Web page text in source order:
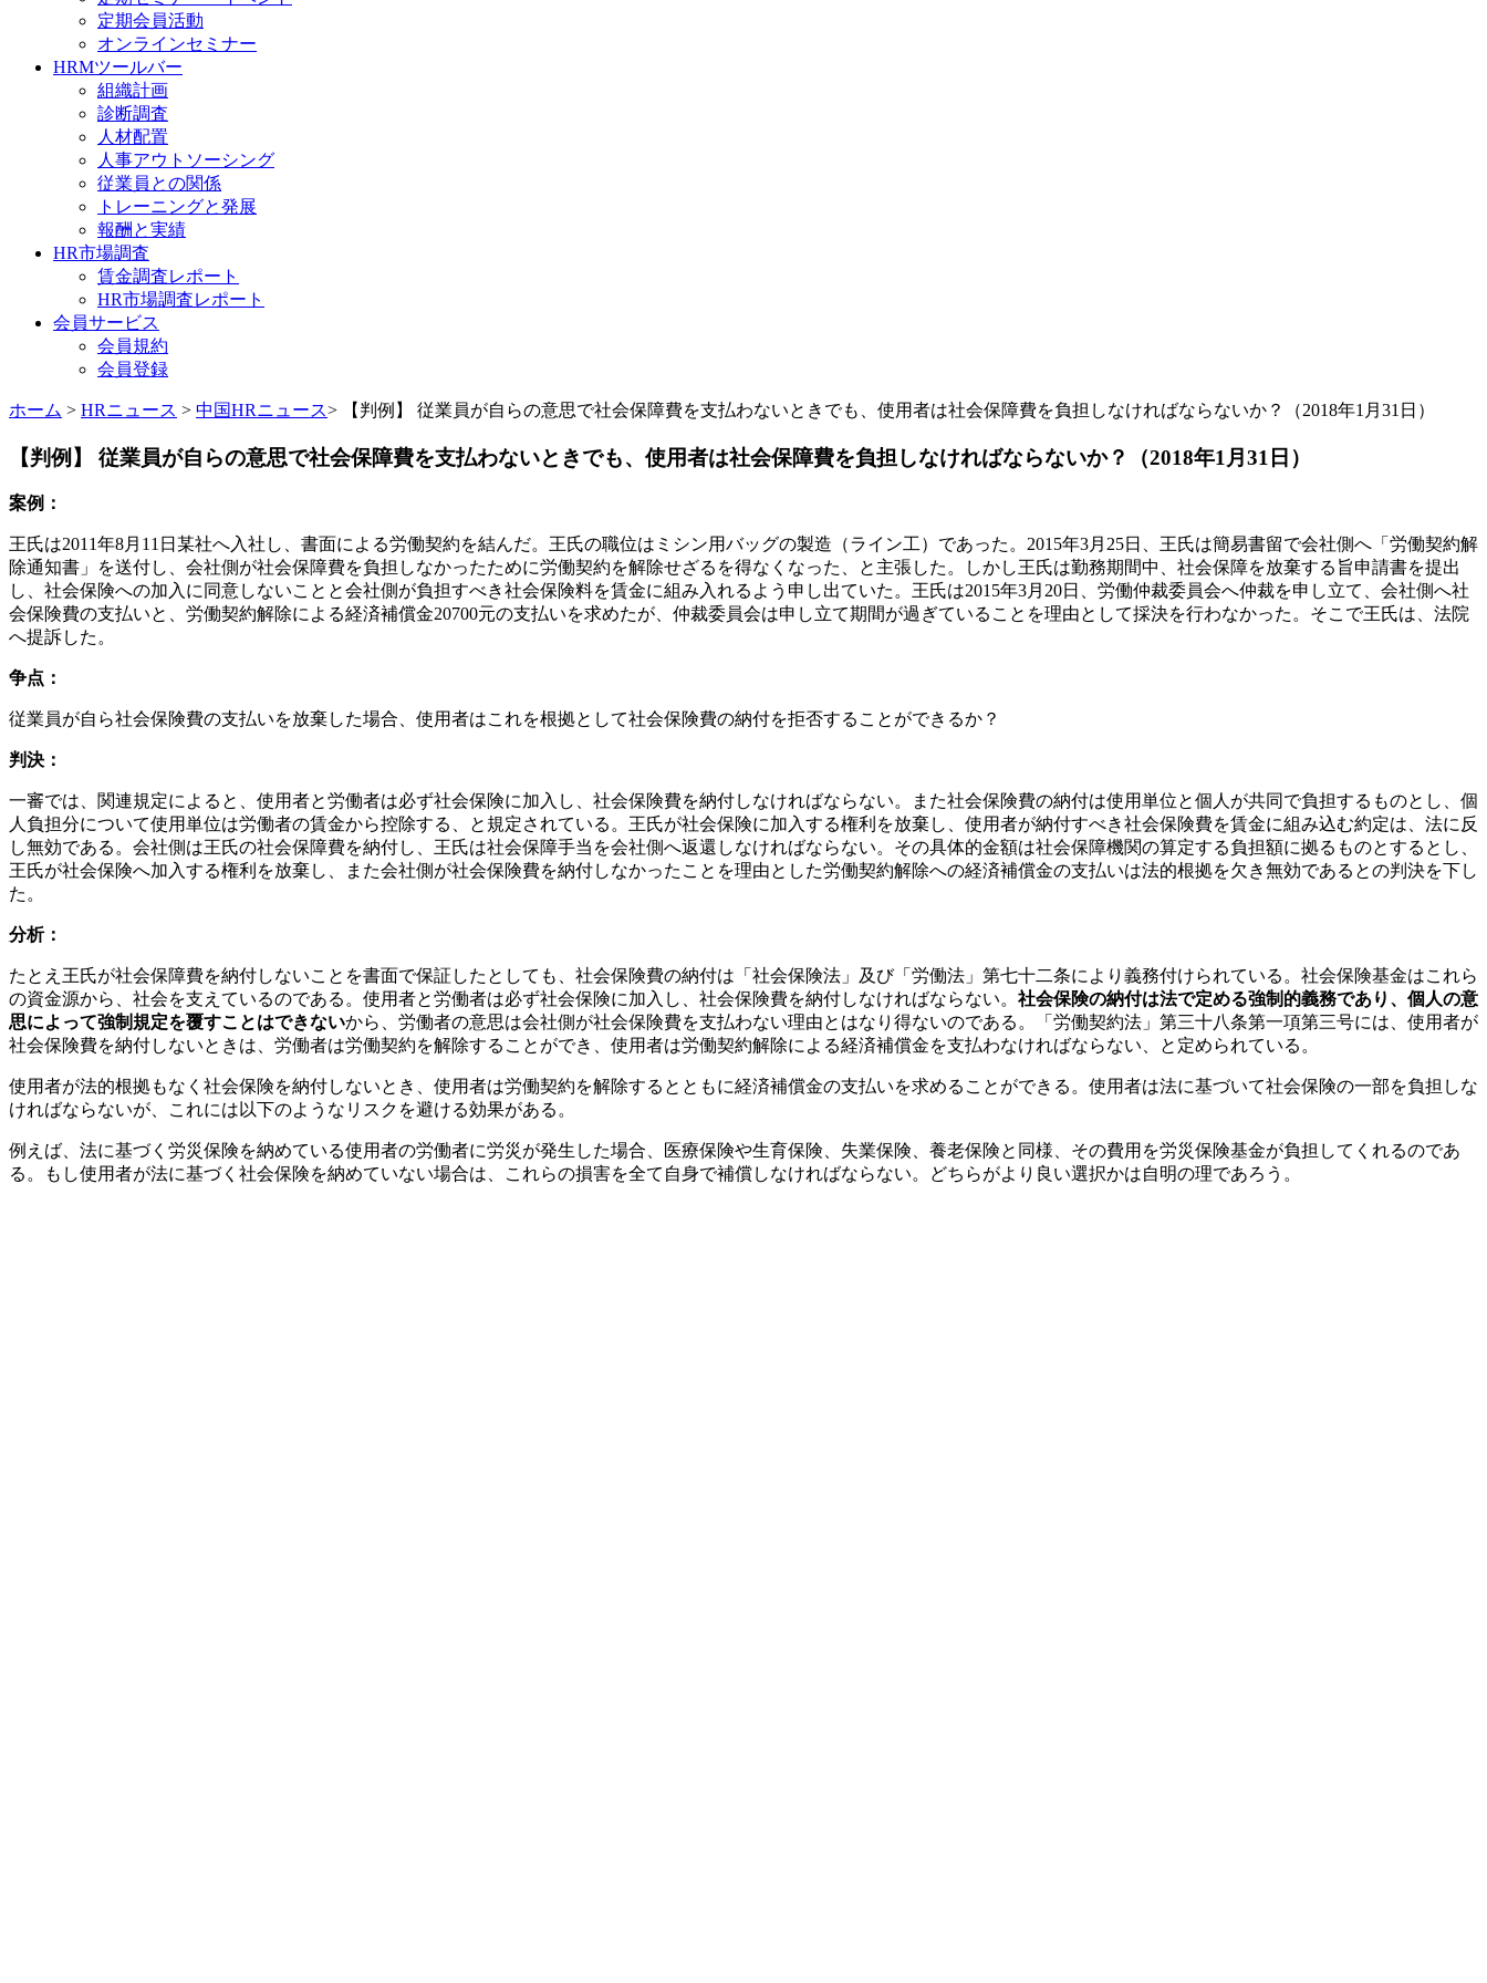
定期会員活動
オンラインセミナー
HRMツールバー
組織計画
診断調査
人材配置
人事アウトソーシング
従業員との関係
トレーニングと発展
報酬と実績
HR市場調査
賃金調査レポート
HR市場調査レポート
会員サービス
会員規約
会員登録
ホーム > HRニュース > 中国HRニュース> 【判例】 従業員が自らの意思で社会保障費を支払わないときでも、使用者は社会保障費を負担しなければならないか？（2018年1月31日）
【判例】 従業員が自らの意思で社会保障費を支払わないときでも、使用者は社会保障費を負担しなければならないか？（2018年1月31日）
案例：
王氏は2011年8月11日某社へ入社し、書面による労働契約を結んだ。王氏の職位はミシン用バッグの製造（ライン工）であった。2015年3月25日、王氏は簡易書留で会社側へ「労働契約解
除通知書」を送付し、会社側が社会保障費を負担しなかったために労働契約を解除せざるを得なくなった、と主張した。しかし王氏は勤務期間中、社会保障を放棄する旨申請書を提出
し、社会保険への加入に同意しないことと会社側が負担すべき社会保険料を賃金に組み入れるよう申し出ていた。王氏は2015年3月20日、労働仲裁委員会へ仲裁を申し立て、会社側へ社
会保険費の支払いと、労働契約解除による経済補償金20700元の支払いを求めたが、仲裁委員会は申し立て期間が過ぎていることを理由として採決を行わなかった。そこで王氏は、法院
へ提訴した。
争点：
従業員が自ら社会保険費の支払いを放棄した場合、使用者はこれを根拠として社会保険費の納付を拒否することができるか？
判決：
一審では、関連規定によると、使用者と労働者は必ず社会保険に加入し、社会保険費を納付しなければならない。また社会保険費の納付は使用単位と個人が共同で負担するものとし、個
人負担分について使用単位は労働者の賃金から控除する、と規定されている。王氏が社会保険に加入する権利を放棄し、使用者が納付すべき社会保険費を賃金に組み込む約定は、法に反
し無効である。会社側は王氏の社会保障費を納付し、王氏は社会保障手当を会社側へ返還しなければならない。その具体的金額は社会保障機関の算定する負担額に拠るものとするとし、
王氏が社会保険へ加入する権利を放棄し、また会社側が社会保険費を納付しなかったことを理由とした労働契約解除への経済補償金の支払いは法的根拠を欠き無効であるとの判決を下し
た。
分析：
たとえ王氏が社会保障費を納付しないことを書面で保証したとしても、社会保険費の納付は「社会保険法」及び「労働法」第七十二条により義務付けられている。社会保険基金はこれら
の資金源から、社会を支えているのである。使用者と労働者は必ず社会保険に加入し、社会保険費を納付しなければならない。 社会保険の納付は法で定める強制的義務であり、個人の意
思によって強制規定を覆すことはできないから、労働者の意思は会社側が社会保険費を支払わない理由とはなり得ないのである。「労働契約法」第三十八条第一項第三号には、使用者が
社会保険費を納付しないときは、労働者は労働契約を解除することができ、使用者は労働契約解除による経済補償金を支払わなければならない、と定められている。
使用者が法的根拠もなく社会保険を納付しないとき、使用者は労働契約を解除するとともに経済補償金の支払いを求めることができる。使用者は法に基づいて社会保険の一部を負担しな
ければならないが、これには以下のようなリスクを避ける効果がある。
例えば、法に基づく労災保険を納めている使用者の労働者に労災が発生した場合、医療保険や生育保険、失業保険、養老保険と同様、その費用を労災保険基金が負担してくれるのであ
る。もし使用者が法に基づく社会保険を納めていない場合は、これらの損害を全て自身で補償しなければならない。どちらがより良い選択かは自明の理であろう。